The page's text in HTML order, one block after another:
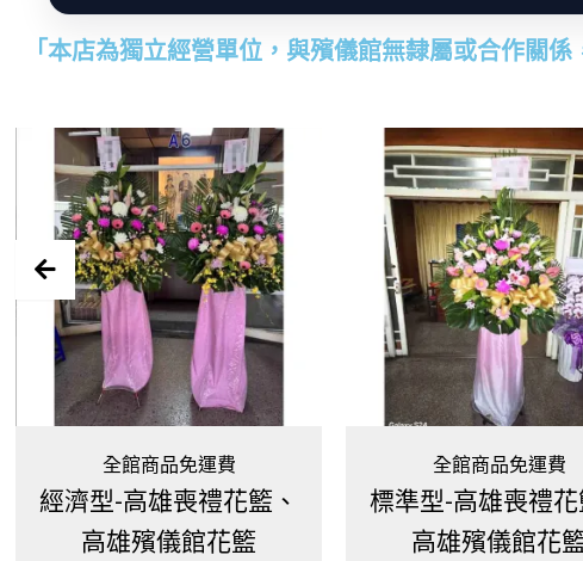
「本店為獨立經營單位，與殯儀館無隸屬或合作關
全館商品免運費
標準型-高雄喪禮花籃、
高雄殯儀館花籃
全館商品免運費
心念型-高雄喪禮花
高雄殯儀館花